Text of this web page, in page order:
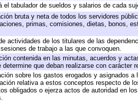
el tabulador de sueldos y salarios de cada
bruta y neta de todos los servidores
primas, comisiones, dietas, bonos,
actividades de los titulares de las
de trabajo a las que convoquen.
contenida en las minutas, acuerdos y
que deban realizarse con carácter
sobre los gastos erogados y asignados
relativa a estos conceptos respecto de
obligados o ejerza actos de autoridad en